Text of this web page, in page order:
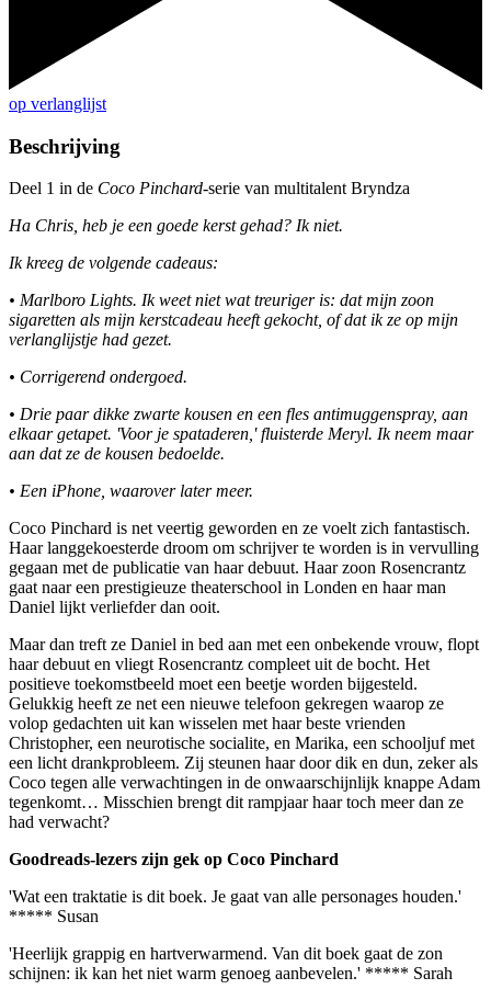
op verlanglijst
Beschrijving
Deel 1 in de Coco Pinchard-serie van multitalent Bryndza
Ha Chris, heb je een goede kerst gehad? Ik niet.
Ik kreeg de volgende cadeaus:
• Marlboro Lights. Ik weet niet wat treuriger is: dat mijn zoon
sigaretten als mijn kerstcadeau heeft gekocht, of dat ik ze op mijn
verlanglijstje had gezet.
• Corrigerend ondergoed.
• Drie paar dikke zwarte kousen en een fles antimuggenspray, aan
elkaar getapet. 'Voor je spataderen,' fluisterde Meryl. Ik neem maar
aan dat ze de kousen bedoelde.
• Een iPhone, waarover later meer.
Coco Pinchard is net veertig geworden en ze voelt zich fantastisch.
Haar langgekoesterde droom om schrijver te worden is in vervulling
gegaan met de publicatie van haar debuut. Haar zoon Rosencrantz
gaat naar een prestigieuze theaterschool in Londen en haar man
Daniel lijkt verliefder dan ooit.
Maar dan treft ze Daniel in bed aan met een onbekende vrouw, flopt
haar debuut en vliegt Rosencrantz compleet uit de bocht. Het
positieve toekomstbeeld moet een beetje worden bijgesteld.
Gelukkig heeft ze net een nieuwe telefoon gekregen waarop ze
volop gedachten uit kan wisselen met haar beste vrienden
Christopher, een neurotische socialite, en Marika, een schooljuf met
een licht drankprobleem. Zij steunen haar door dik en dun, zeker als
Coco tegen alle verwachtingen in de onwaarschijnlijk knappe Adam
tegenkomt… Misschien brengt dit rampjaar haar toch meer dan ze
had verwacht?
Goodreads-lezers zijn gek op Coco Pinchard
'Wat een traktatie is dit boek. Je gaat van alle personages houden.'
***** Susan
'Heerlijk grappig en hartverwarmend. Van dit boek gaat de zon
schijnen: ik kan het niet warm genoeg aanbevelen.' ***** Sarah